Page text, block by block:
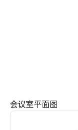
会议室平面图